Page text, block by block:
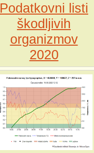
Podatkovni listi
škodljivih
organizmov
2020